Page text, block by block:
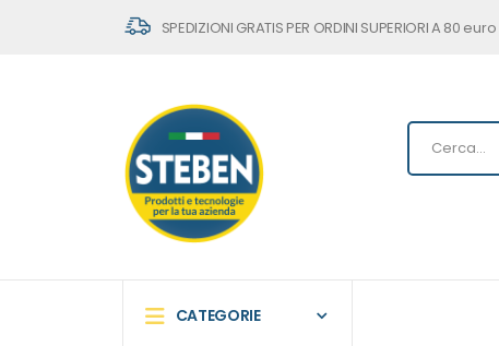
SPEDIZIONI GRATIS PER ORDINI SUPERIORI A 80 euro
CATEGORIE